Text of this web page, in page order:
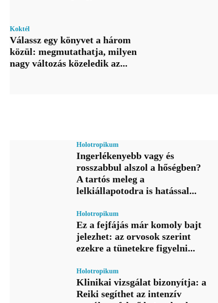
Koktél
Válassz egy könyvet a három
közül: megmutathatja, milyen
nagy változás közeledik az...
Holotropikum
Ingerlékenyebb vagy és
rosszabbul alszol a hőségben?
A tartós meleg a
lelkiállapotodra is hatással...
Holotropikum
Ez a fejfájás már komoly bajt
jelezhet: az orvosok szerint
ezekre a tünetekre figyelni...
Holotropikum
Klinikai vizsgálat bizonyítja: a
Reiki segíthet az intenzív